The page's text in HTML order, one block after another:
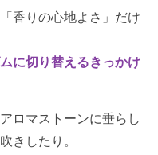
香りの心地よさ」だけ
に切り替えるきっかけ
ロマストーンに垂らし
きしたり。